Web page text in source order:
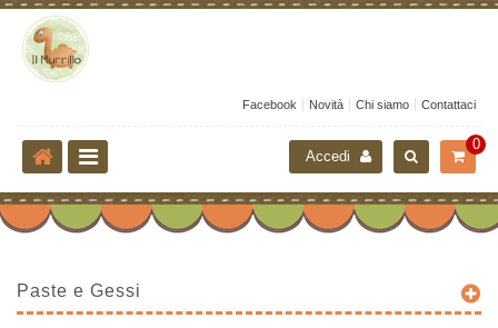
Facebook Novità Chi siamo Contattaci
0
Accedi
Paste e Gessi